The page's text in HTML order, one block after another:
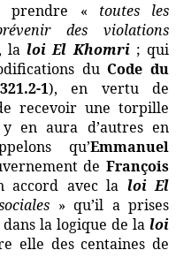
prendre « toutes les
des violations
laloi El Khomri; qui
du Code du
1), en vertu de
recevoir une torpille
en aura d’autres en
qu’Emmanuel
de François
accord avec la loi El
» qu’il a prises
la logique de la loi
elle des centaines de